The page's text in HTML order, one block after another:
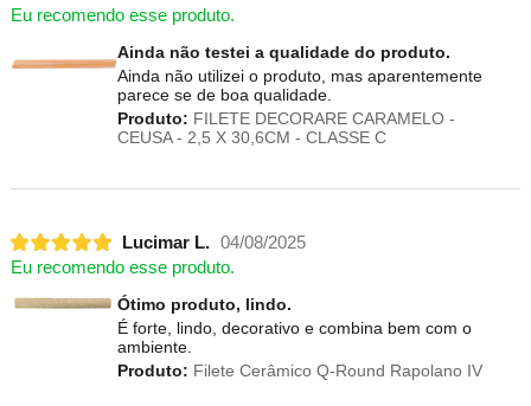
Eu recomendo esse produto.
Ainda não testei a qualidade do produto.
Ainda não utilizei o produto, mas aparentemente
parece se de boa qualidade.
Produto: FILETE DECORARE CARAMELO -
CEUSA - 2,5 X 30,6CM - CLASSE C
Lucimar L. 04/08/2025
Eu recomendo esse produto.
Ótimo produto, lindo.
É forte, lindo, decorativo e combina bem com o
ambiente.
Produto: Filete Cerâmico Q-Round Rapolano IV